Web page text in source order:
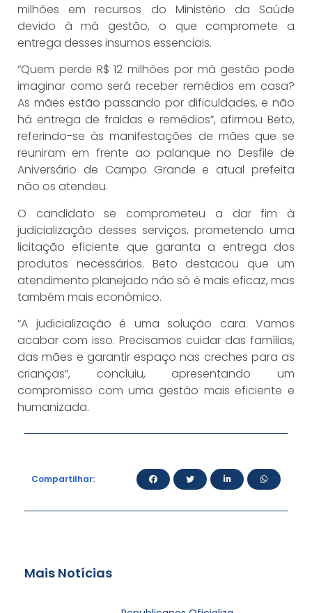
milhões em recursos do Ministério da Saúde
devido à má gestão, o que compromete a
entrega desses insumos essenciais.
“Quem perde R$ 12 milhões por má gestão pode
imaginar como será receber remédios em casa?
As mães estão passando por dificuldades, e não
há entrega de fraldas e remédios”, afirmou Beto,
referindo-se às manifestações de mães que se
reuniram em frente ao palanque no Desfile de
Aniversário de Campo Grande e atual prefeita
não os atendeu.
O candidato se comprometeu a dar fim à
judicialização desses serviços, prometendo uma
licitação eficiente que garanta a entrega dos
produtos necessários. Beto destacou que um
atendimento planejado não só é mais eficaz, mas
também mais econômico.
“A judicialização é uma solução cara. Vamos
acabar com isso. Precisamos cuidar das famílias,
das mães e garantir espaço nas creches para as
crianças”, concluiu, apresentando um
compromisso com uma gestão mais eficiente e
humanizada.
Compartilhar:
Mais Notícias